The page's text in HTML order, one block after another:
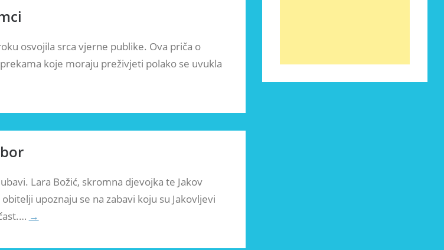
osvojila srca vjerne publike. Ova priča o
koje moraju preživjeti polako se uvukla
Lara Božić, skromna djevojka te Jakov
upoznaju se na zabavi koju su Jakovljevi
→